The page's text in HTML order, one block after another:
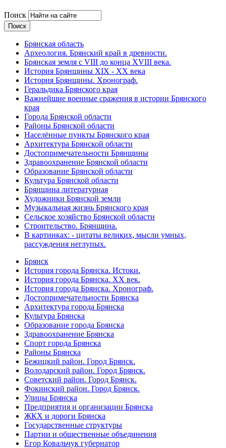
Поиск
Брянская область
Археология. Брянский край в древности.
Брянская земля с VIII до конца XVIII века.
История Брянщины XIX - XX века
История Брянщины. Хронограф.
Геральдика Брянского края
Важнейшие военные сражения в истории Брянского
края
Города Брянской области
Районы Брянской области
Населённые пункты Брянского края
Архитектура Брянской области
Достопримечательности Брянщины
Здравоохранение Брянской области
Образование Брянской области
Культура Брянской области
Брянщина литературная
Художники Брянской земли
Музыкальная жизнь Брянского края
Сельское хозяйство Брянской области
Строительство. Брянщина.
В картинках: - цитаты великих, мысли умных,
рассуждения неглупых.
Брянск
История города Брянска. Истоки.
История города Брянска. XX век.
История города Брянска. Хронограф.
Достопримечательности Брянска
Архитектура города Брянска
Культура Брянска
Образование города Брянска
Здравоохранение Брянска
Спорт города Брянска
Районы Брянска
Бежицкий район. Город Брянск.
Володарский район. Город Брянск.
Советский район. Город Брянск.
Фокинский район. Город Брянск.
Улицы Брянска
Предприятия и организации Брянска
ЖКХ и дороги Брянска
Государственные структуры
Партии и общественные объединения
Егор Ковальчук губернатор